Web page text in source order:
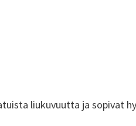
liukuvuutta ja sopivat